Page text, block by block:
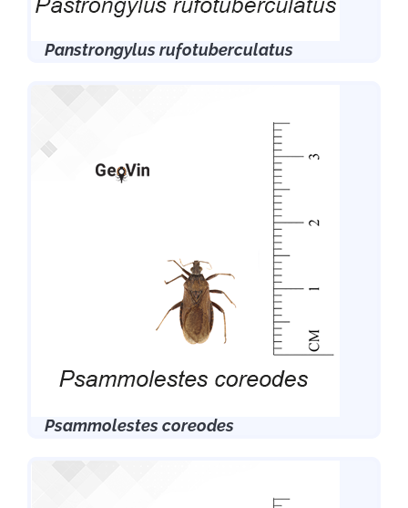
Panstrongylus rufotuberculatus
Psammolestes coreodes